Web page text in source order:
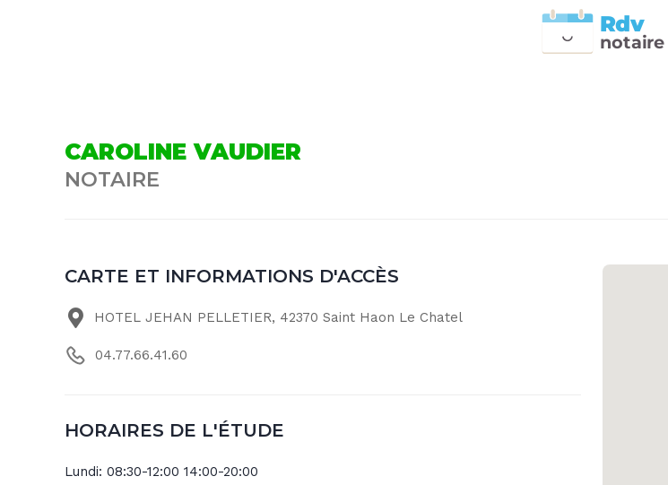
notaire
Rdv
CAROLINE VAUDIER
NOTAIRE
CARTE ET INFORMATIONS D'ACCÈS
HOTEL JEHAN PELLETIER, 42370 Saint Haon Le Chatel
04.77.66.41.60
HORAIRES DE L'ÉTUDE
Lundi: 08:30-12:00 14:00-20:00